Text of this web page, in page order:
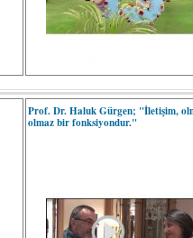
Prof. Dr. Haluk Gürgen; "İletişim,
olmaz bir fonksiyondur."